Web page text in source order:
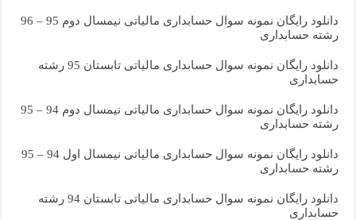
دانلود رایگان نمونه سوال حسابداری مالیاتی نیمسال دوم 95 – 96
رشته حسابداری
دانلود رایگان نمونه سوال حسابداری مالیاتی تابستان 95 رشته
حسابداری
دانلود رایگان نمونه سوال حسابداری مالیاتی نیمسال دوم 94 – 95
رشته حسابداری
دانلود رایگان نمونه سوال حسابداری مالیاتی نیمسال اول 94 – 95
رشته حسابداری
دانلود رایگان نمونه سوال حسابداری مالیاتی تابستان 94 رشته
حسابداری